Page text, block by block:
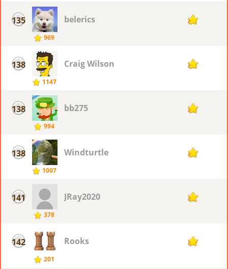
135
969
belerics 84
138
1147
Craig Wilson 83
138
994
bb275 83
138
1007
Windturtle 83
141
378
JRay2020 82
142
201
Rooks 80